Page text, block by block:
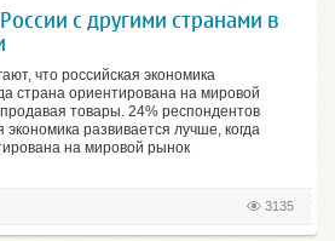
с другими странами в
что российская экономика
страна ориентирована на мировой
товары. 24% респондентов
экономика развивается лучше, когда
на мировой рынок
3135